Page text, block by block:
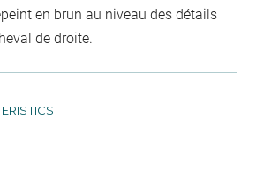
en brun au niveau des détails
de droite.